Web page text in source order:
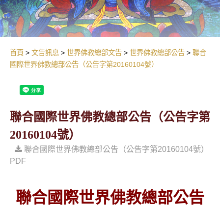
首頁 文告訊息 世界佛教總部文告 世界佛教總部公告
聯合
國際世界佛教總部公告（公告字第20160104號）
聯合國際世界佛教總部公告（公告字第
20160104號）
聯合國際世界佛教總部公告（公告字第20160104號）
PDF
聯合國際世界佛教總部公告